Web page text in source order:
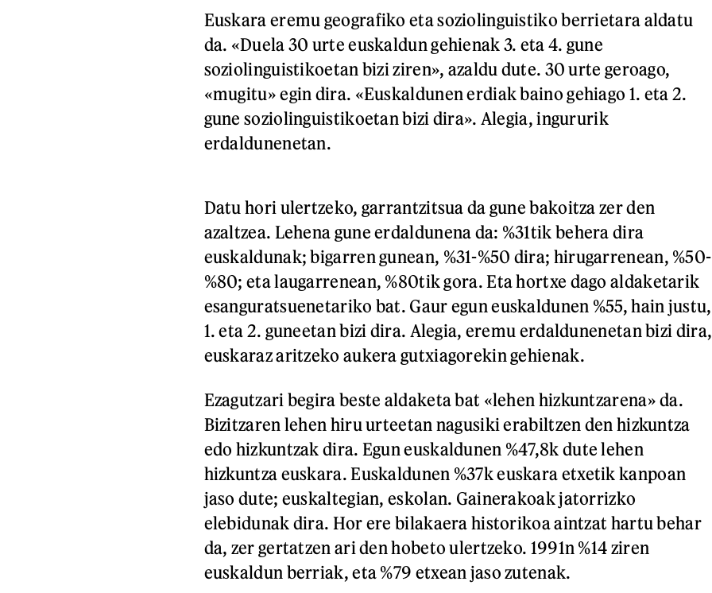
Euskara eremu geografiko eta soziolinguistiko berrietara aldatu
da. «Duela 30 urte euskaldun gehienak 3. eta 4. gune
soziolinguistikoetan bizi ziren», azaldu dute. 30 urte geroago,
«mugitu» egin dira. «Euskaldunen erdiak baino gehiago 1. eta 2.
gune soziolinguistikoetan bizi dira». Alegia, ingururik
erdaldunenetan.
Datu hori ulertzeko, garrantzitsua da gune bakoitza zer den
azaltzea. Lehena gune erdaldunena da: %31tik behera dira
euskaldunak; bigarren gunean, %31-%50 dira; hirugarrenean, %50-
%80; eta laugarrenean, %80tik gora. Eta hortxe dago aldaketarik
esanguratsuenetariko bat. Gaur egun euskaldunen %55, hain justu,
1. eta 2. guneetan bizi dira. Alegia, eremu erdaldunenetan bizi dira,
euskaraz aritzeko aukera gutxiagorekin gehienak.
Ezagutzari begira beste aldaketa bat «lehen hizkuntzarena» da.
Bizitzaren lehen hiru urteetan nagusiki erabiltzen den hizkuntza
edo hizkuntzak dira. Egun euskaldunen %47,8k dute lehen
hizkuntza euskara. Euskaldunen %37k euskara etxetik kanpoan
jaso dute; euskaltegian, eskolan. Gainerakoak jatorrizko
elebidunak dira. Hor ere bilakaera historikoa aintzat hartu behar
da, zer gertatzen ari den hobeto ulertzeko. 1991n %14 ziren
euskaldun berriak, eta %79 etxean jaso zutenak.